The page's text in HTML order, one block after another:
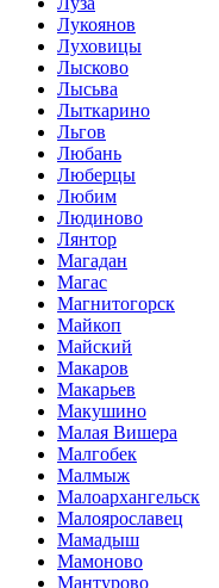
Лукоянов
Луховицы
Лысково
Лысьва
Лыткарино
Льгов
Любань
Люберцы
Любим
Людиново
Лянтор
Магадан
Магас
Магнитогорск
Майкоп
Майский
Макаров
Макарьев
Макушино
Малая Вишера
Малгобек
Малмыж
Малоархангельск
Малоярославец
Мамадыш
Мамоново
Мантурово